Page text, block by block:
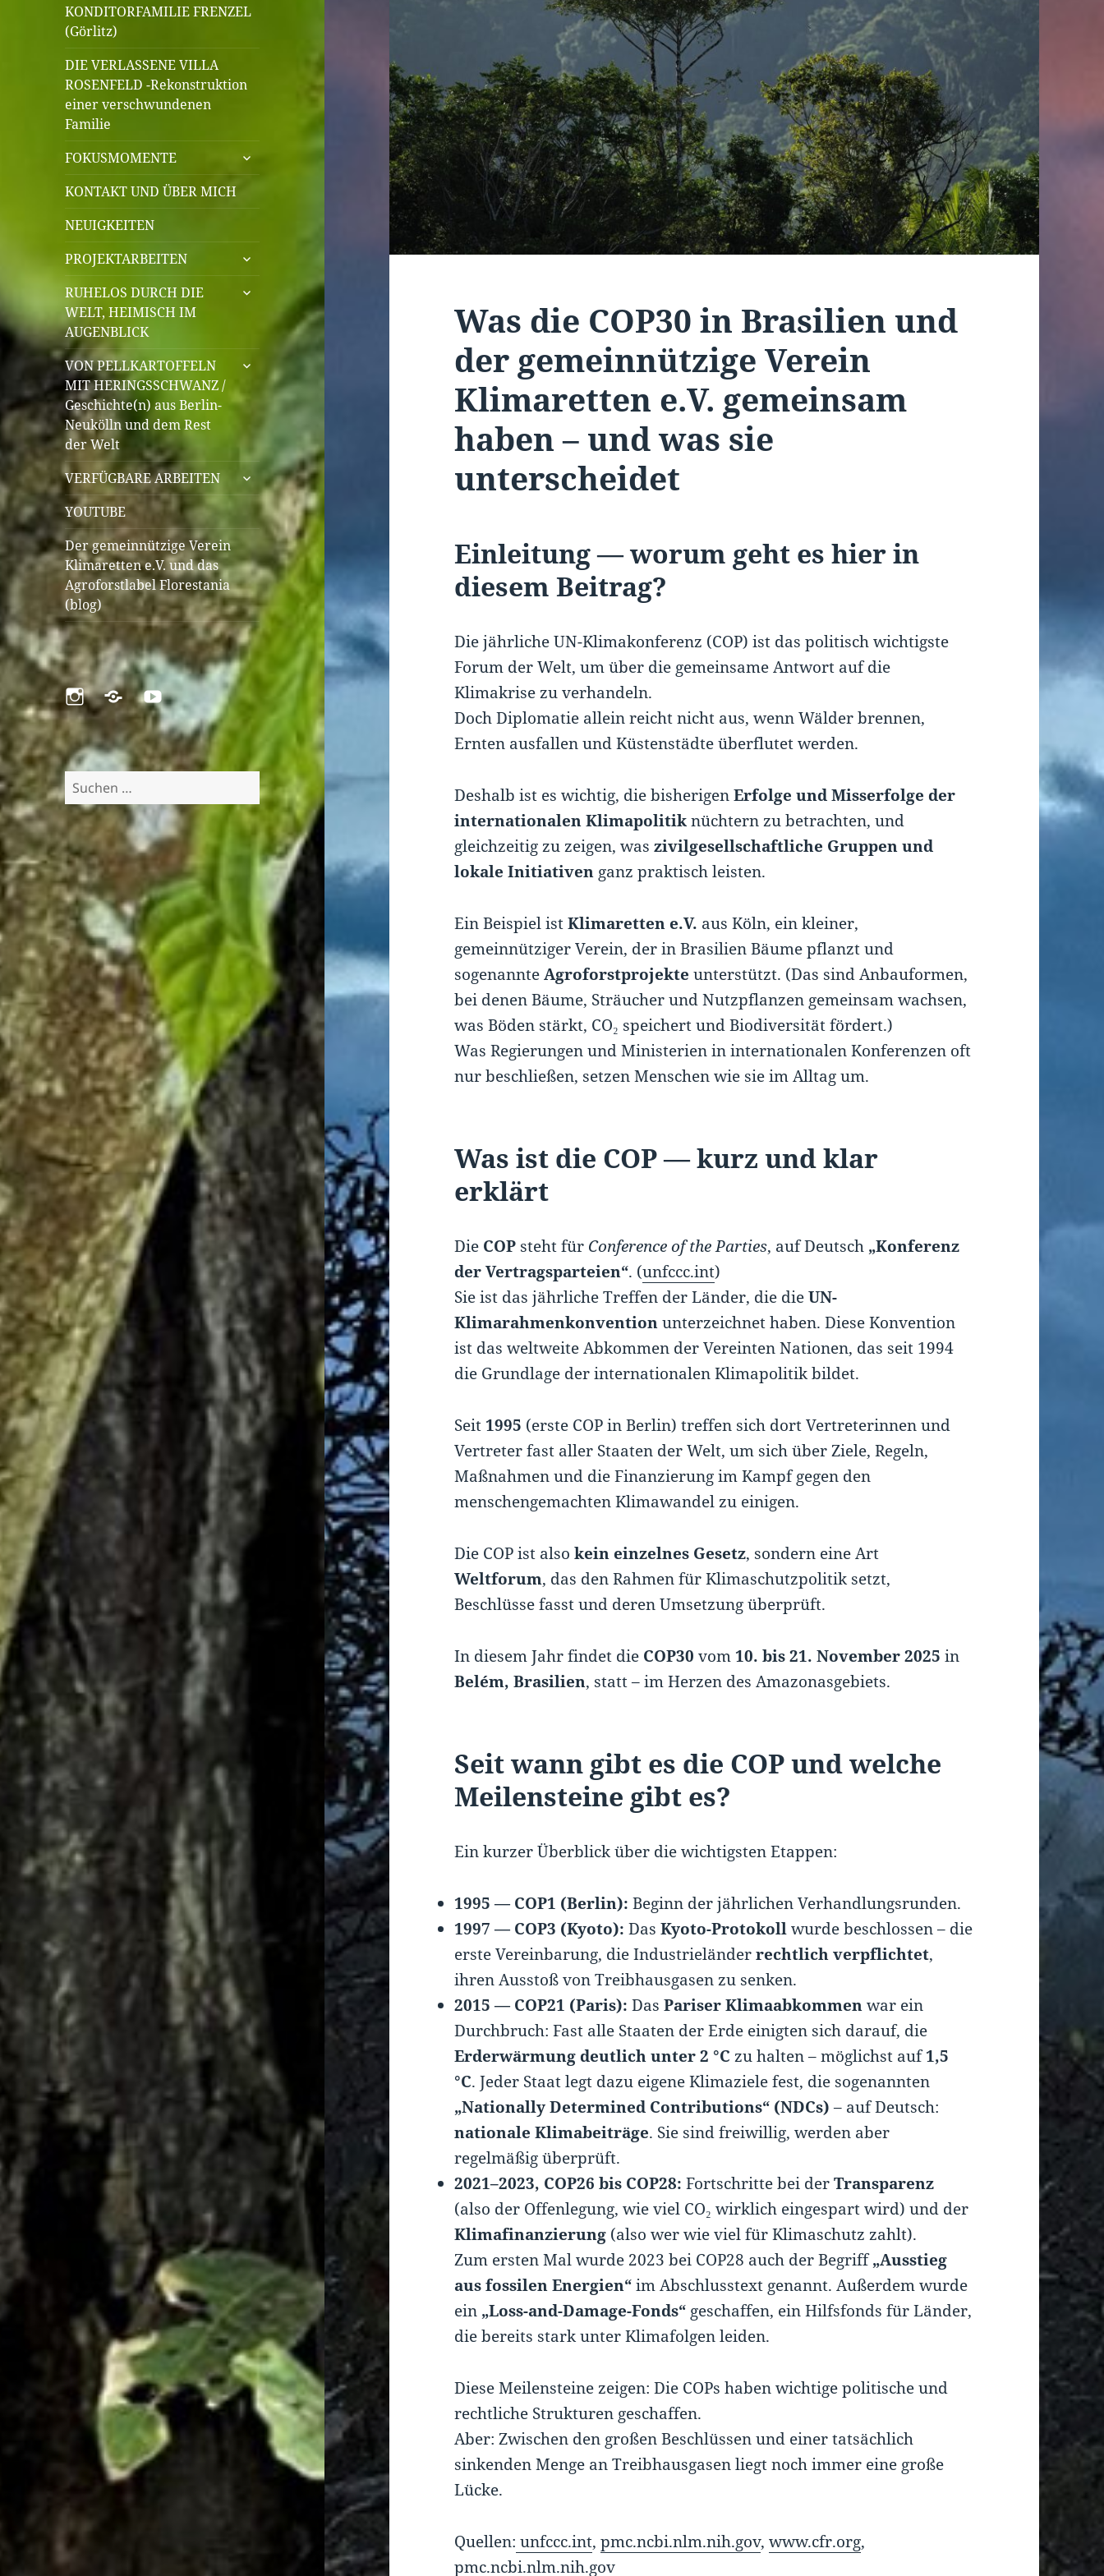
KONDITORFAMILIE FRENZEL
(Görlitz)
DIE VERLASSENE VILLA
ROSENFELD -Rekonstruktion
einer verschwundenen
Familie
FOKUSMOMENTE
untermenü
öffnen
KONTAKT UND ÜBER MICH
NEUIGKEITEN
PROJEKTARBEITEN
untermenü
öffnen
RUHELOS DURCH DIE
WELT, HEIMISCH IM
AUGENBLICK
untermenü
VON PELLKARTOFFELN
MIT HERINGSSCHWANZ /
Geschichte(n) aus Berlin-
Neukölln und dem Rest
der Welt
untermenü
öffnen
VERFÜGBARE ARBEITEN
untermenü
öffnen
YOUTUBE
Der gemeinnützige Verein
Klimaretten e.V. und das
Agroforstlabel Florestania
(blog)
Instagram
PinterestYouTube
Suchen
nach:
Was die COP30 in Brasilien und
der gemeinnützige Verein
Klimaretten e.V. gemeinsam
haben – und was sie
unterscheidet
Einleitung — worum geht es hier in
diesem Beitrag?
Die jährliche UN-Klimakonferenz (COP) ist das politisch wichtigste
Forum der Welt, um über die gemeinsame Antwort auf die
Klimakrise zu verhandeln.
Doch Diplomatie allein reicht nicht aus, wenn Wälder brennen,
Ernten ausfallen und Küstenstädte überflutet werden.
Deshalb ist es wichtig, die bisherigenErfolge und Misserfolge der
internationalen Klimapolitiknüchtern zu betrachten, und
gleichzeitig zu zeigen, waszivilgesellschaftliche Gruppen und
lokale Initiativen ganz praktisch leisten.
Ein Beispiel istKlimaretten e.V. aus Köln, ein kleiner,
gemeinnütziger Verein, der in Brasilien Bäume pflanzt und
sogenannteAgroforstprojekte unterstützt. (Das sind Anbauformen,
bei denen Bäume, Sträucher und Nutzpflanzen gemeinsam wachsen,
was Böden stärkt, CO₂ speichert und Biodiversität fördert.)
Was Regierungen und Ministerien in internationalen Konferenzen oft
nur beschließen, setzen Menschen wie sie im Alltag um.
Was ist die COP — kurz und klar
erklärt
Die COP steht für Conference of the Parties, auf Deutsch „Konferenz
der Vertragsparteien“. (unfccc.int)
Sie ist das jährliche Treffen der Länder, die dieUN-
Klimarahmenkonventionunterzeichnet haben. Diese Konvention
ist das weltweite Abkommen der Vereinten Nationen, das seit 1994
die Grundlage der internationalen Klimapolitik bildet.
Seit 1995 (erste COP in Berlin) treffen sich dort Vertreterinnen und
Vertreter fast aller Staaten der Welt, um sich über Ziele, Regeln,
Maßnahmen und die Finanzierung im Kampf gegen den
menschengemachten Klimawandel zu einigen.
Die COP ist alsokein einzelnes Gesetz, sondern eine Art
Weltforum, das den Rahmen für Klimaschutzpolitik setzt,
Beschlüsse fasst und deren Umsetzung überprüft.
In diesem Jahr findet die COP30 vom 10. bis 21. November 2025 in
Belém, Brasilien, statt – im Herzen des Amazonasgebiets.
Seit wann gibt es die COP und welche
Meilensteine gibt es?
Ein kurzer Überblick über die wichtigsten Etappen:
1995 — COP1 (Berlin): Beginn der jährlichen Verhandlungsrunden.
1997 — COP3 (Kyoto): DasKyoto-Protokollwurde beschlossen – die
erste Vereinbarung, die Industrieländerrechtlich verpflichtet,
ihren Ausstoß von Treibhausgasen zu senken.
2015 — COP21 (Paris): DasPariser Klimaabkommenwar ein
Durchbruch: Fast alle Staaten der Erde einigten sich darauf, die
Erderwärmung deutlich unter 2 °C zu halten – möglichst auf1,5
°C. Jeder Staat legt dazu eigene Klimaziele fest, die sogenannten
„Nationally Determined Contributions“ (NDCs) – auf Deutsch:
nationale Klimabeiträge. Sie sind freiwillig, werden aber
regelmäßig überprüft.
2021–2023, COP26 bis COP28: Fortschritte bei derTransparenz
(also der Offenlegung, wie viel CO₂ wirklich eingespart wird) und der
Klimafinanzierung (also wer wie viel für Klimaschutz zahlt).
Zum ersten Mal wurde 2023 bei COP28 auch der Begriff„Ausstieg
aus fossilen Energien“im Abschlusstext genannt. Außerdem wurde
ein „Loss-and-Damage-Fonds“ geschaffen, ein Hilfsfonds für Länder,
die bereits stark unter Klimafolgen leiden.
Diese Meilensteine zeigen: Die COPs haben wichtige politische und
rechtliche Strukturen geschaffen.
Aber: Zwischen den großen Beschlüssen und einer tatsächlich
sinkenden Menge an Treibhausgasen liegt noch immer eine große
Lücke.
Quellen: unfccc.int,pmc.ncbi.nlm.nih.gov,www.cfr.org,
pmc.ncbi.nlm.nih.gov